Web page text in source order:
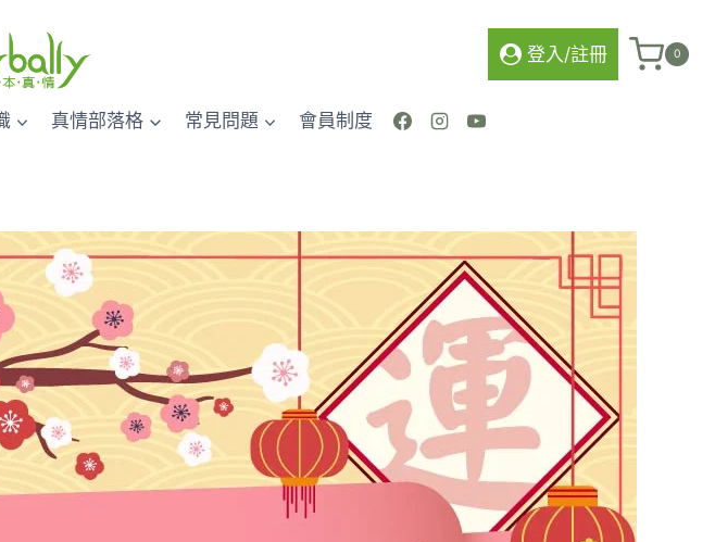
登入/註冊 0
真情部落格 常見問題 會員制度